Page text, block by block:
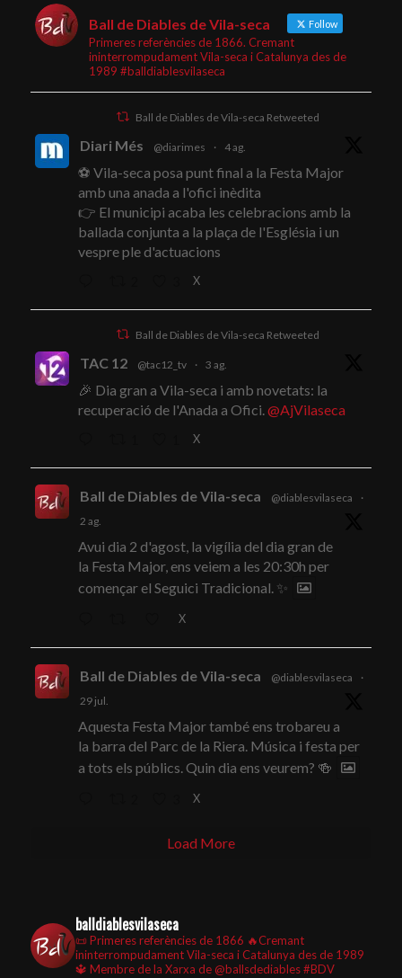
Ball de Diables de Vila-seca Follow
Primeres referències de 1866. Cremant
ininterrompudament Vila-seca i Catalunya des de
1989 #balldiablesvilaseca
Ball de Diables de Vila-seca Retweeted
Diari Més @diarimes · 4 ag.
⚽ Vila-seca posa punt final a la Festa Major
amb una anada a l'ofici inèdita
👉 El municipi acaba les celebracions amb la
ballada conjunta a la plaça de l'Església i un
vespre ple d'actuacions
X
Ball de Diables de Vila-seca Retweeted
TAC 12 @tac12_tv · 3 ag.
🎉 Dia gran a Vila-seca i amb novetats: la
recuperació de l'Anada a Ofici.@AjVilaseca
X
Ball de Diables de Vila-seca @diablesvilaseca
·
2 ag.
Avui dia 2 d'agost, la vigília del dia gran de
la Festa Major, ens veiem a les 20:30h per
començar el Seguici Tradicional. ✨
X
Ball de Diables de Vila-seca @diablesvilaseca
·
29 jul.
Aquesta Festa Major també ens trobareu a
la barra del Parc de la Riera. Música i festa per
a tots els públics. Quin dia ens veurem? 🍻
X
Load More
balldiablesvilaseca
📜 Primeres referències de 1866 🔥Cremant
ininterrompudament Vila-seca i Catalunya des de 1989
🔱 Membre de la Xarxa de @ballsdediables#BDV